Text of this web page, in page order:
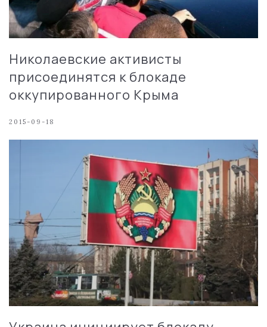
Николаевские активисты
присоединятся к блокаде
оккупированного Крыма
2015-09-18